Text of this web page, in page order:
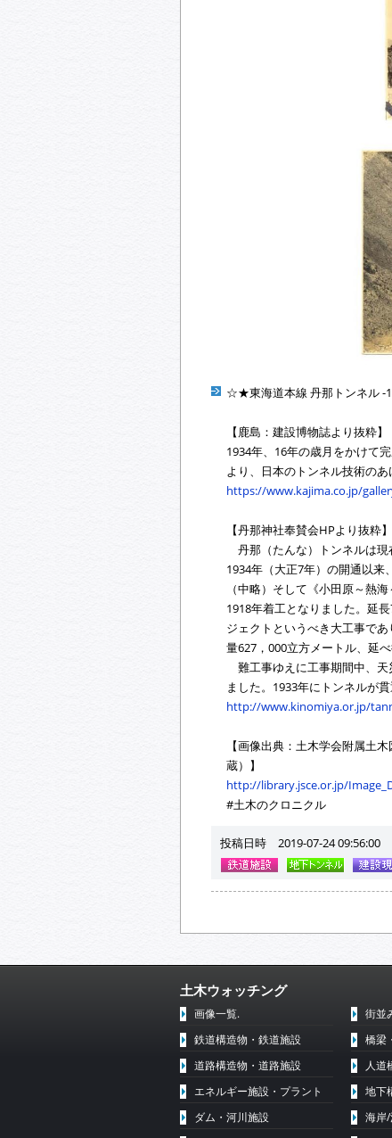
☆★東海道本線 丹那トンネル -
【鹿島：建設博物誌より抜粋】
1934年、16年の歳月をかけて
より、日本のトンネル技術のあ
https://www.kajima.co.jp/
【丹那神社奉賛会HPより抜粋】
丹那（たんな）トンネルは現
1934年（大正7年）の開通以来
（中略）そして《小田原～熱
1918年着工となりました。延
ジェクトというべき大工事で
量627，000立方メートル、延
難工事ゆえに工事期間中、天
ました。1933年にトンネルが
http://www.kinomiya.or.jp/
【画像出典：土木学会附属土
蔵）】
http://library.jsce.or.jp/
#土木のクロニクル
投稿日時 2019-07-24 09:56:00
土木ウォッチング
画像一覧.
鉄道構造物・鉄道施設
道路構造物・道路施設
エネルギー施設・プラント
ダム・河川施設
街並
橋梁
人道
地下
海岸